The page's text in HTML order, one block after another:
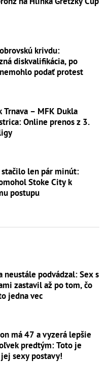
krivdu:
diskvalifikácia, po
podať protest
Trnava – MFK Dukla
Online prenos z 3.
stačilo len pár minút:
Stoke City k
postupu
neustále podvádzal: Sex s
zastavil až po tom, čo
jedna vec
má 47 a vyzerá lepšie
predtým: Toto je
sexy postavy!